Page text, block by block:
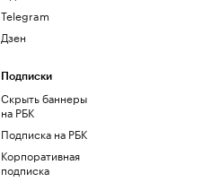
Telegram
Дзен
Подписки
Скрыть баннеры
на РБК
Подписка на РБК
Корпоративная
подписка